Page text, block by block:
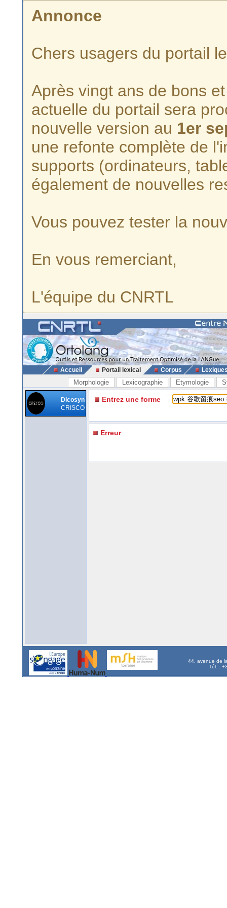
Annonce
Chers usagers du portail
Après vingt ans de bons
actuelle du portail sera
nouvelle version au 1er
une refonte complète de
supports (ordinateurs,
également de nouvelles
Vous pouvez tester la
En vous remerciant,
L'équipe du CNRTL
Accueil Portail lexical Corpus
Morphologie Lexicographie Etymologie
Dicosyn
CRISCO
Entrez une forme
Erreur
44, avenue de
Tél. :